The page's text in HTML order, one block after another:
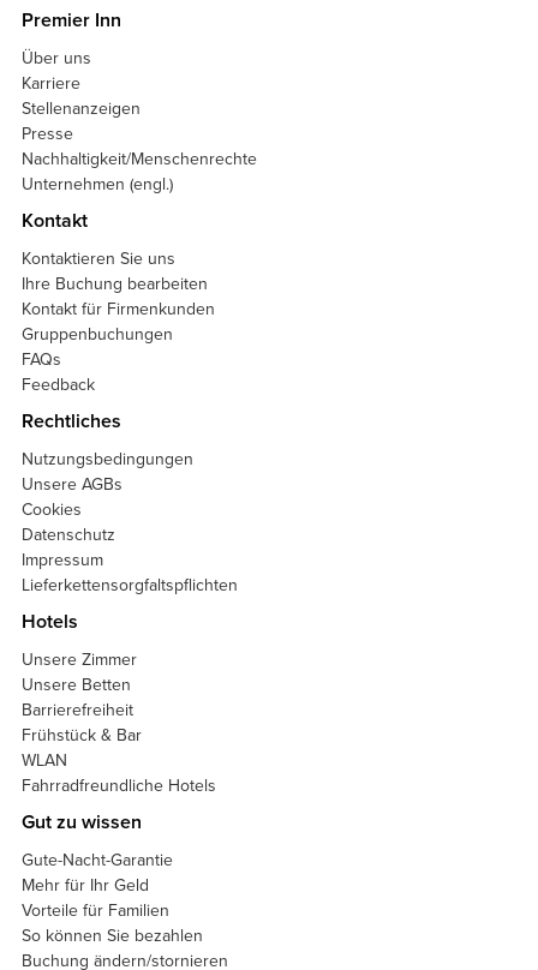
Premier Inn
Über uns
Karriere
Stellenanzeigen
Presse
Nachhaltigkeit/Menschenrechte
Unternehmen (engl.)
Kontakt
Kontaktieren Sie uns
Ihre Buchung bearbeiten
Kontakt für Firmenkunden
Gruppenbuchungen
FAQs
Feedback
Rechtliches
Nutzungsbedingungen
Unsere AGBs
Cookies
Datenschutz
Impressum
Lieferkettensorgfaltspflichten
Hotels
Unsere Zimmer
Unsere Betten
Barrierefreiheit
Frühstück & Bar
WLAN
Fahrradfreundliche Hotels
Gut zu wissen
Gute-Nacht-Garantie
Mehr für Ihr Geld
Vorteile für Familien
So können Sie bezahlen
Buchung ändern/stornieren